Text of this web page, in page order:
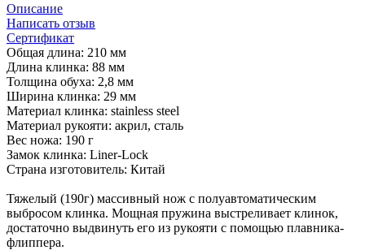
Описание
Написать отзыв
Сертификат
Общая длина: 210 мм
Длина клинка: 88 мм
Толщина обуха: 2,8 мм
Ширина клинка: 29 мм
Материал клинка: stainless steel
Материал рукояти: акрил, сталь
Вес ножа: 190 г
Замок клинка: Liner-Lock
Страна изготовитель: Китай
Тяжелый (190г) массивный нож с полуавтоматическим
выбросом клинка. Мощная пружина выстреливает клинок,
достаточно выдвинуть его из рукояти с помощью плавника-
флиппера.